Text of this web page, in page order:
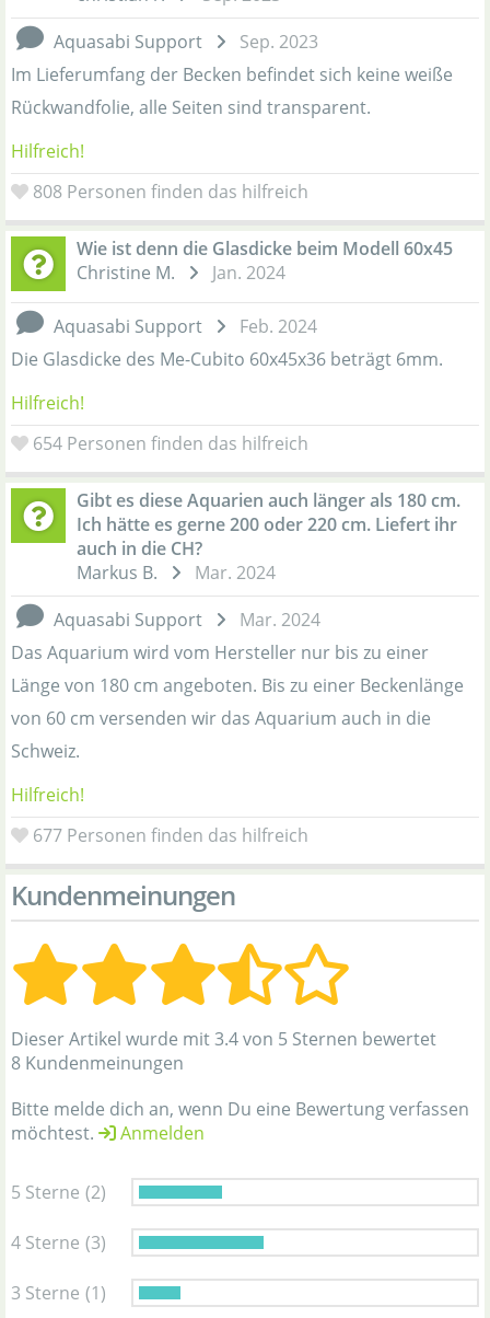
Aquasabi Support
Sep. 2023
Im Lieferumfang der Becken befindet sich keine weiße
Rückwandfolie, alle Seiten sind transparent.
Hilfreich!
808 Personen finden das hilfreich
Wie ist denn die Glasdicke beim Modell 60x45
Christine M.
Jan. 2024
Aquasabi Support
Feb. 2024
Die Glasdicke des Me-Cubito 60x45x36 beträgt 6mm.
Hilfreich!
654 Personen finden das hilfreich
Gibt es diese Aquarien auch länger als 180 cm.
Ich hätte es gerne 200 oder 220 cm. Liefert ihr
auch in die CH?
Markus B.
Mar. 2024
Aquasabi Support
Mar. 2024
Das Aquarium wird vom Hersteller nur bis zu einer
Länge von 180 cm angeboten. Bis zu einer Beckenlänge
von 60 cm versenden wir das Aquarium auch in die
Schweiz.
Hilfreich!
677 Personen finden das hilfreich
Kundenmeinungen
Dieser Artikel wurde mit 3.4 von 5 Sternen bewertet
8 Kundenmeinungen
Bitte melde dich an, wenn Du eine Bewertung verfassen
möchtest.
Anmelden
5 Sterne (2)
4 Sterne (3)
3 Sterne (1)